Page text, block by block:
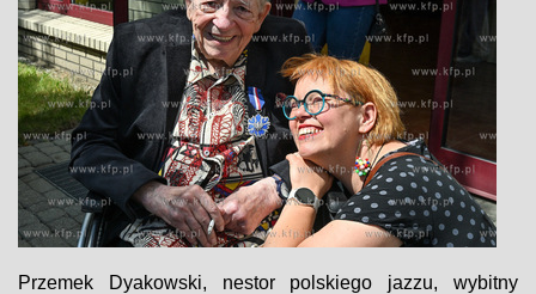
Przemek Dyakowski, nestor polskiego jazzu, wybitny